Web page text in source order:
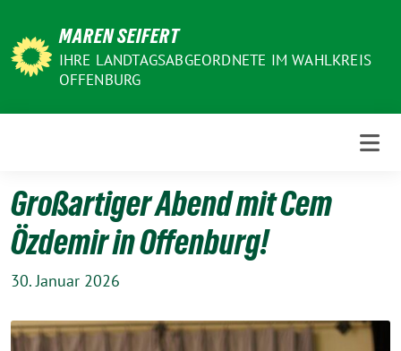
zum
Inhalt
MAREN SEIFERT
IHRE LANDTAGSABGEORDNETE IM WAHLKREIS
OFFENBURG
Großartiger Abend mit Cem
Özdemir in Offenburg!
30. Januar 2026